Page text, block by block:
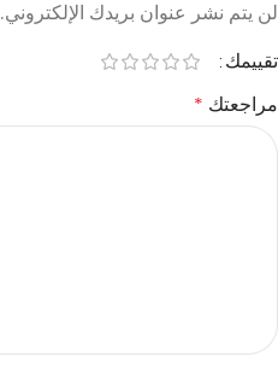
لن يتم نشر عنوان بريدك الإلكتروني.
تقييمك
مراجعتك *